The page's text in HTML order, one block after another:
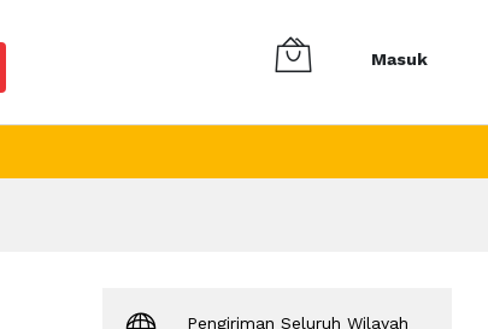
Masuk
Pengiriman Seluruh Wilayah